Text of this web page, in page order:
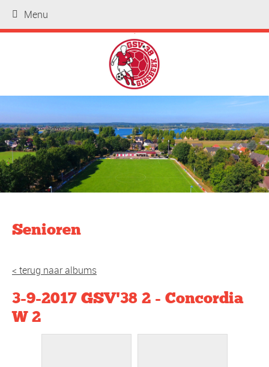
.
Senioren
< terug naar albums
3-9-2017 GSV'38 2 - Concordia
W 2
Menu